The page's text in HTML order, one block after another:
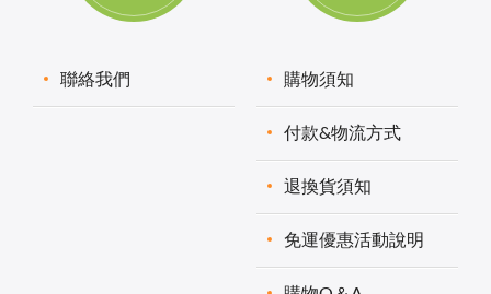
聯絡我們 購物須知
付款&物流方式
退換貨須知
免運優惠活動說明